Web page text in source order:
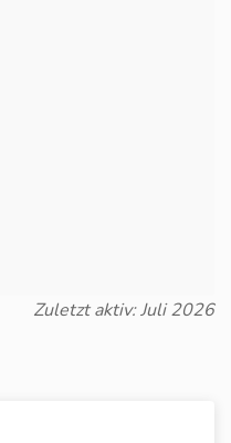
Zuletzt aktiv: Juli 2026